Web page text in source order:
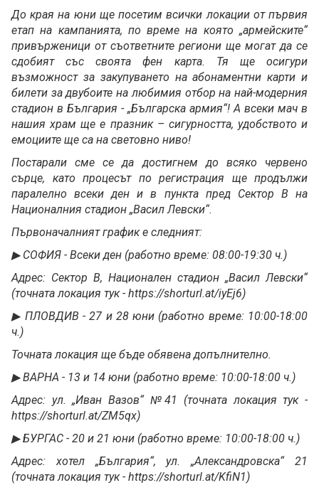
До края на юни ще посетим всички локации от първия
етап на кампанията, по време на която „армейските“
привърженици от съответните региони ще могат да се
сдобият със своята фен карта. Тя ще осигури
възможност за закупуването на абонаментни карти и
билети за двубоите на любимия отбор на най-модерния
стадион в България - „Българска армия“! А всеки мач в
нашия храм ще е празник – сигурността, удобството и
емоциите ще са на световно ниво!
Постарали сме се да достигнем до всяко червено
сърце, като процесът по регистрация ще продължи
паралелно всеки ден и в пункта пред Сектор В на
Националния стадион „Васил Левски“.
Първоначалният график е следният:
▶ СОФИЯ - Всеки ден (работно време: 08:00-19:30 ч.)
Адрес: Сектор В, Национален стадион „Васил Левски“
(точната локация тук - https://shorturl.at/iyEj6)
▶ ПЛОВДИВ - 27 и 28 юни (работно време: 10:00-18:00
ч.)
Точната локация ще бъде обявена допълнително.
▶ ВАРНА - 13 и 14 юни (работно време: 10:00-18:00 ч.)
Адрес: ул. „Иван Вазов“ №41 (точната локация тук -
https://shorturl.at/ZM5qx)
▶ БУРГАС - 20 и 21 юни (работно време: 10:00-18:00 ч.)
Адрес: хотел „България“, ул. „Александровска“ 21
(точната локация тук - https://shorturl.at/KfiN1)